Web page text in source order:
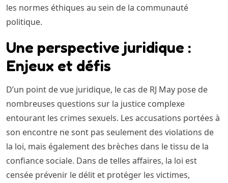
les normes éthiques au sein de la communauté
politique.
Une perspective juridique :
Enjeux et défis
D’un point de vue juridique, le cas de RJ May pose de
nombreuses questions sur la justice complexe
entourant les crimes sexuels. Les accusations portées à
son encontre ne sont pas seulement des violations de
la loi, mais également des brèches dans le tissu de la
confiance sociale. Dans de telles affaires, la loi est
censée prévenir le délit et protéger les victimes,